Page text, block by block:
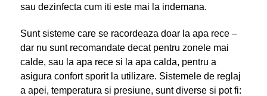
sau dezinfecta cum iti este mai la indemana.
Sunt sisteme care se racordeaza doar la apa rece –
dar nu sunt recomandate decat pentru zonele mai
calde, sau la apa rece si la apa calda, pentru a
asigura confort sporit la utilizare. Sistemele de reglaj
a apei, temperatura si presiune, sunt diverse si pot fi: